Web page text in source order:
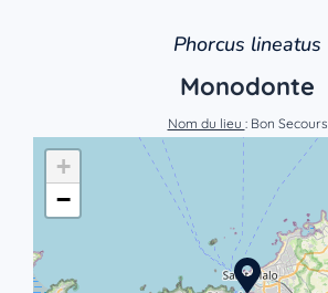
Phorcus lineatus
Monodonte
Nom du lieu : Bon Secours
+
−